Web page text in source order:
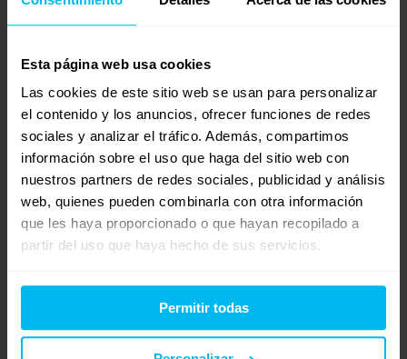
Esta página web usa cookies
Las cookies de este sitio web se usan para personalizar
el contenido y los anuncios, ofrecer funciones de redes
sociales y analizar el tráfico. Además, compartimos
información sobre el uso que haga del sitio web con
nuestros partners de redes sociales, publicidad y análisis
web, quienes pueden combinarla con otra información
que les haya proporcionado o que hayan recopilado a
partir del uso que haya hecho de sus servicios.
Permitir todas
Un saludo
http://www.tucolchonencasa.com
junio 23, 2010 a las 3:41 am #12077
RESPONDER
MaxColchon Invitado
duermes menos o te levantas no estando descansado.
desviacion del 45 % y duermo sobre viscoelastica y no tengo la